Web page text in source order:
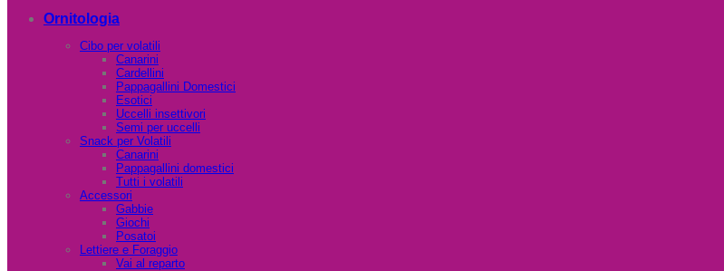
Ornitologia
Cibo per volatili
Canarini
Cardellini
Pappagallini Domestici
Esotici
Uccelli insettivori
Semi per uccelli
Snack per Volatili
Canarini
Pappagallini domestici
Tutti i volatili
Accessori
Gabbie
Giochi
Posatoi
Lettiere e Foraggio
Vai al reparto